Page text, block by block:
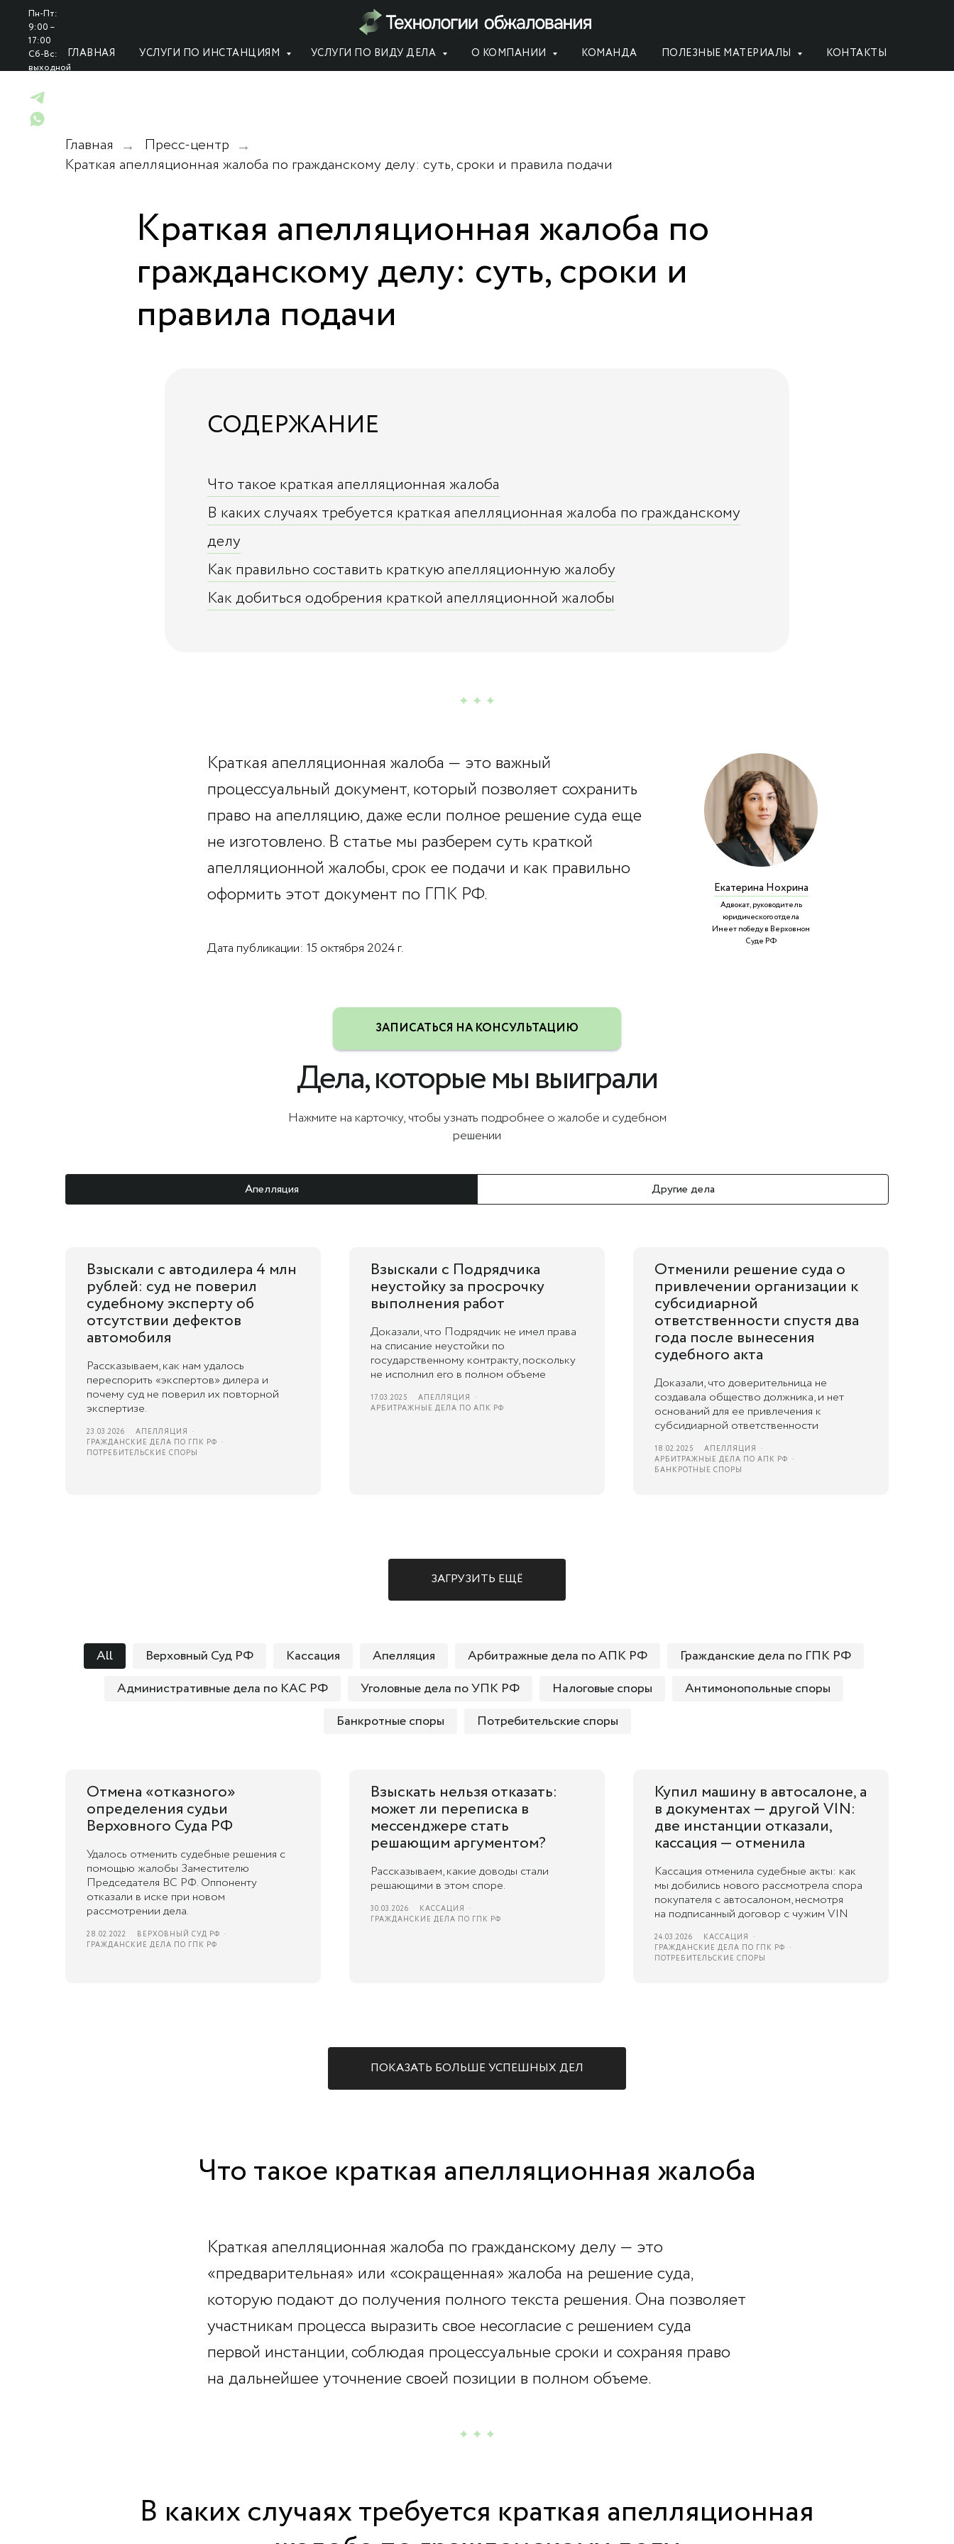
Пн-Пт:
9:00 –
17:00
Сб-Вс:
выходной
ГЛАВНАЯ УСЛУГИ ПО ИНСТАНЦИЯМ УСЛУГИ ПО ВИДУ ДЕЛА О КОМПАНИИ КОМАНДА ПОЛЕЗНЫЕ МАТЕРИАЛЫ КОНТАКТЫ
Главная → Пресс-центр →
Краткая апелляционная жалоба по гражданскому делу: суть, сроки и правила подачи
Краткая апелляционная жалоба по
гражданскому делу: суть, сроки и
правила подачи
СОДЕРЖАНИЕ
Что такое краткая апелляционная жалоба
В каких случаях требуется краткая апелляционная жалоба по гражданскому
делу
Как правильно составить краткую апелляционную жалобу
Как добиться одобрения краткой апелляционной жалобы
Краткая апелляционная жалоба — это важный
процессуальный документ, который позволяет сохранить
право на апелляцию, даже если полное решение суда еще
не изготовлено. В статье мы разберем суть краткой
апелляционной жалобы, срок ее подачи и как правильно
оформить этот документ по ГПК РФ.
Дата публикации: 15 октября 2024 г.
Екатерина Нохрина
Адвокат, руководитель
юридического отдела
Имеет победу в Верховном
Суде РФ
ЗАПИСАТЬСЯ НА КОНСУЛЬТАЦИЮ
Дела, которые мы выиграли
Нажмите на карточку, чтобы узнать подробнее о жалобе и судебном
решении
Апелляция Другие дела
Взыскали с автодилера 4 млн
рублей: суд не поверил
судебному эксперту об
отсутствии дефектов
автомобиля
Рассказываем, как нам удалось
переспорить «экспертов» дилера и
почему суд не поверил их повторной
экспертизе.
23.03.2026
АПЕЛЛЯЦИЯ
ГРАЖДАНСКИЕ ДЕЛА ПО ГПК РФ
ПОТРЕБИТЕЛЬСКИЕ СПОРЫ
Взыскали с Подрядчика
неустойку за просрочку
выполнения работ
Доказали, что Подрядчик не имел права
на списание неустойки по
государственному контракту, поскольку
не исполнил его в полном объеме
17.03.2025
АПЕЛЛЯЦИЯ
АРБИТРАЖНЫЕ ДЕЛА ПО АПК РФ
Отменили решение суда о
привлечении организации к
субсидиарной
ответственности спустя два
года после вынесения
судебного акта
Доказали, что доверительница не
создавала общество должника, и нет
оснований для ее привлечения к
субсидиарной ответственности
18.02.2025
АПЕЛЛЯЦИЯ
АРБИТРАЖНЫЕ ДЕЛА ПО АПК РФ
БАНКРОТНЫЕ СПОРЫ
ЗАГРУЗИТЬ ЕЩЁ
All Верховный Суд РФ Кассация Апелляция Арбитражные дела по АПК РФ
Гражданские дела по ГПК РФ
Административные дела по КАС РФ
Уголовные дела по УПК РФ Налоговые споры
Антимонопольные споры
Банкротные споры
Потребительские споры
Отмена «отказного»
определения судьи
Верховного Суда РФ
Удалось отменить судебные решения с
помощью жалобы Заместителю
Председателя ВС РФ. Оппоненту
отказали в иске при новом
рассмотрении дела.
28.02.2022
ВЕРХОВНЫЙ СУД РФ
ГРАЖДАНСКИЕ ДЕЛА ПО ГПК РФ
Взыскать нельзя отказать:
может ли переписка в
мессенджере стать
решающим аргументом?
Рассказываем, какие доводы стали
решающими в этом споре.
30.03.2026
КАССАЦИЯ
ГРАЖДАНСКИЕ ДЕЛА ПО ГПК РФ
Купил машину в автосалоне, а
в документах — другой VIN:
две инстанции отказали,
кассация — отменила
Кассация отменила судебные акты: как
мы добились нового рассмотрела спора
покупателя с автосалоном, несмотря
на подписанный договор с чужим VIN
24.03.2026
КАССАЦИЯ
ГРАЖДАНСКИЕ ДЕЛА ПО ГПК РФ
ПОТРЕБИТЕЛЬСКИЕ СПОРЫ
ПОКАЗАТЬ БОЛЬШЕ УСПЕШНЫХ ДЕЛ
Что такое краткая апелляционная жалоба
Краткая апелляционная жалоба по гражданскому делу — это
«предварительная» или «сокращенная» жалоба на решение суда,
которую подают до получения полного текста решения. Она позволяет
участникам процесса выразить свое несогласие с решением суда
первой инстанции, соблюдая процессуальные сроки и сохраняя право
на дальнейшее уточнение своей позиции в полном объеме.
В каких случаях требуется краткая апелляционная